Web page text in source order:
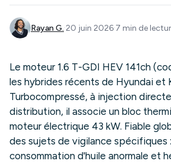
Rayan G.·20 juin 2026·7 min de
Le moteur 1.6 T-GDI HEV 141ch
les hybrides récents de Hyundai et
Turbocompressé, à injection
distribution, il associe un bloc
moteur électrique 43 kW. Fiable
des sujets de vigilance spécifiques
consommation d'huile anormale et